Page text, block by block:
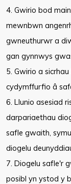
4. Gwirio bod
mewnbwn
gwneuthurwr a
gan gynnwys
5. Gwirio a
cydymffurfio â
6. Llunio asesiad
darpariaethau
safle gwaith,
diogelu
7. Diogelu safle'r
posibl yn ystod y